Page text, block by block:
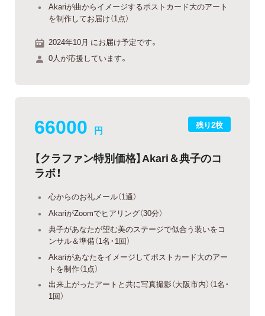
Akariが曲からイメージするポストカード大のアート
を制作してお届け（1点）
2024年10月 にお届け予定です。
0人が応援しています。
残り2枚
66000 円
【クラファン特別価格】Akari＆典子のコ
ラボ！
心からのお礼メール（1通）
AkariがZoomでヒアリング（30分）
典子があなたが望む美のステージで似合う装いをコ
ンサル＆準備（1名・1回）
Akariがあなたをイメージしてポストカード大のアー
トを制作（1点）
出来上がったアートと共に写真撮影（大阪市内）（1名・
1回）